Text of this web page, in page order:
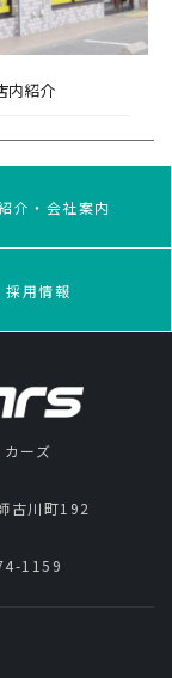
内紹介
介・会社案内
採用情報
ーズ
古川町192
1159